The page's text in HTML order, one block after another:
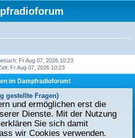
Fr Aug 07, 2026 10:23
Fr Aug 07, 2026 10:23
im Dampfradioforum!
gestellte Fragen)
und ermöglichen erst die
Dienste. Mit der Nutzung
Sie sich damit
wir Cookies verwenden.